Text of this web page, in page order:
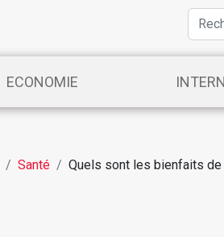
ECONOMIE
Santé Quels sont les bienfaits de